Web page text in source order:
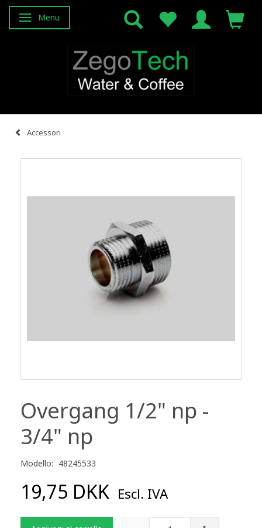
Attiva/disattiva navigazione
Menu
Accessori
Overgang 1/2" np -
3/4" np
Modello: 48245533
19,75 DKK Escl. IVA